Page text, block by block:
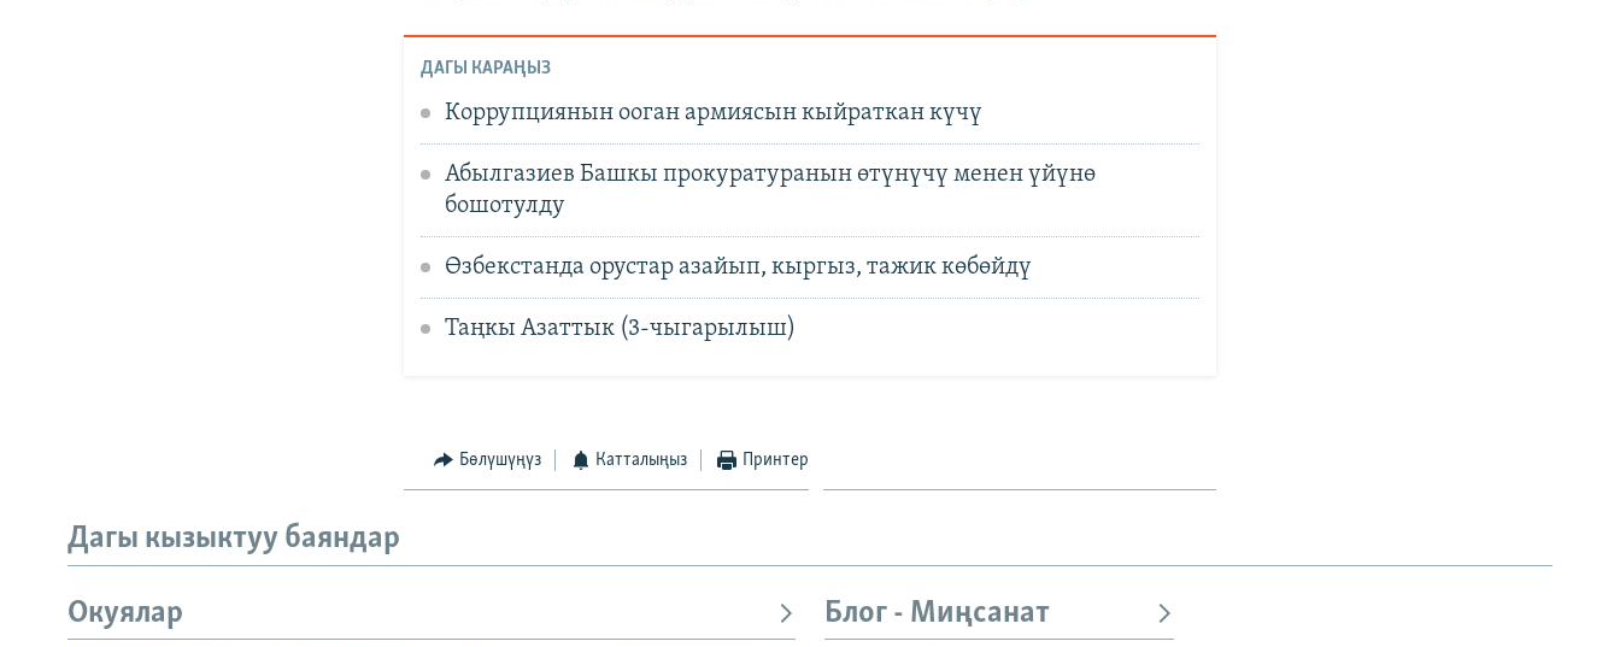
ДАГЫ КАРАҢЫЗ
Коррупциянын ооган армиясын кыйраткан күчү
Абылгазиев Башкы прокуратуранын өтүнүчү менен үйүнө
бошотулду
Өзбекстанда орустар азайып, кыргыз, тажик көбөйдү
Таңкы Азаттык (3-чыгарылыш)
Бөлүшүңүз Катталыңыз Принтер
Дагы кызыктуу баяндар
Окуялар Блог - Миңсанат